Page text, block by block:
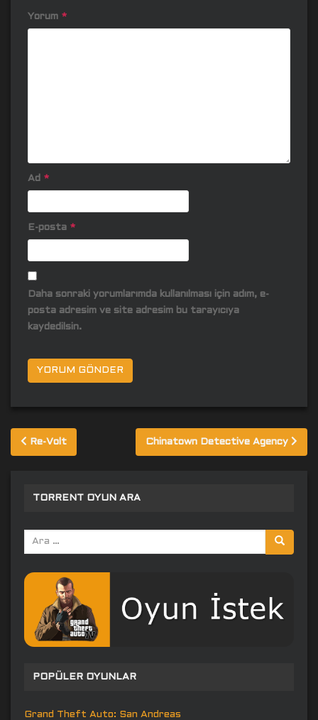
Yorum *
Ad *
E-posta *
Daha sonraki yorumlarımda kullanılması için adım, e-
posta adresim ve site adresim bu tarayıcıya
kaydedilsin.
Yazı
gezinmesi
Re-Volt Chinatown Detective Agency
TORRENT OYUN ARA
Arama
yap:
POPÜLER OYUNLAR
Grand Theft Auto: San Andreas